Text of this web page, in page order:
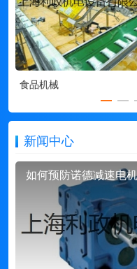
食品机械
新闻中心
如何预防诺德减速电